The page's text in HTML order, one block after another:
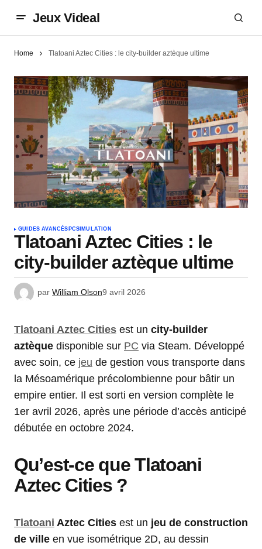
Jeux Videal
Home Tlatoani Aztec Cities : le city-builder aztèque ultime
GUIDES AVANCÉS PCSIMULATION
Tlatoani Aztec Cities : le
city-builder aztèque ultime
par William Olson9 avril 2026
Tlatoani Aztec Cities est un city-builder
aztèque disponible sur PC via Steam. Développé
avec soin, ce jeu de gestion vous transporte dans
la Mésoamérique précolombienne pour bâtir un
empire entier. Il est sorti en version complète le
1er avril 2026, après une période d’accès anticipé
débutée en octobre 2024.
Qu’est-ce que Tlatoani
Aztec Cities ?
Tlatoani Aztec Cities est un jeu de construction
de ville en vue isométrique 2D, au dessin